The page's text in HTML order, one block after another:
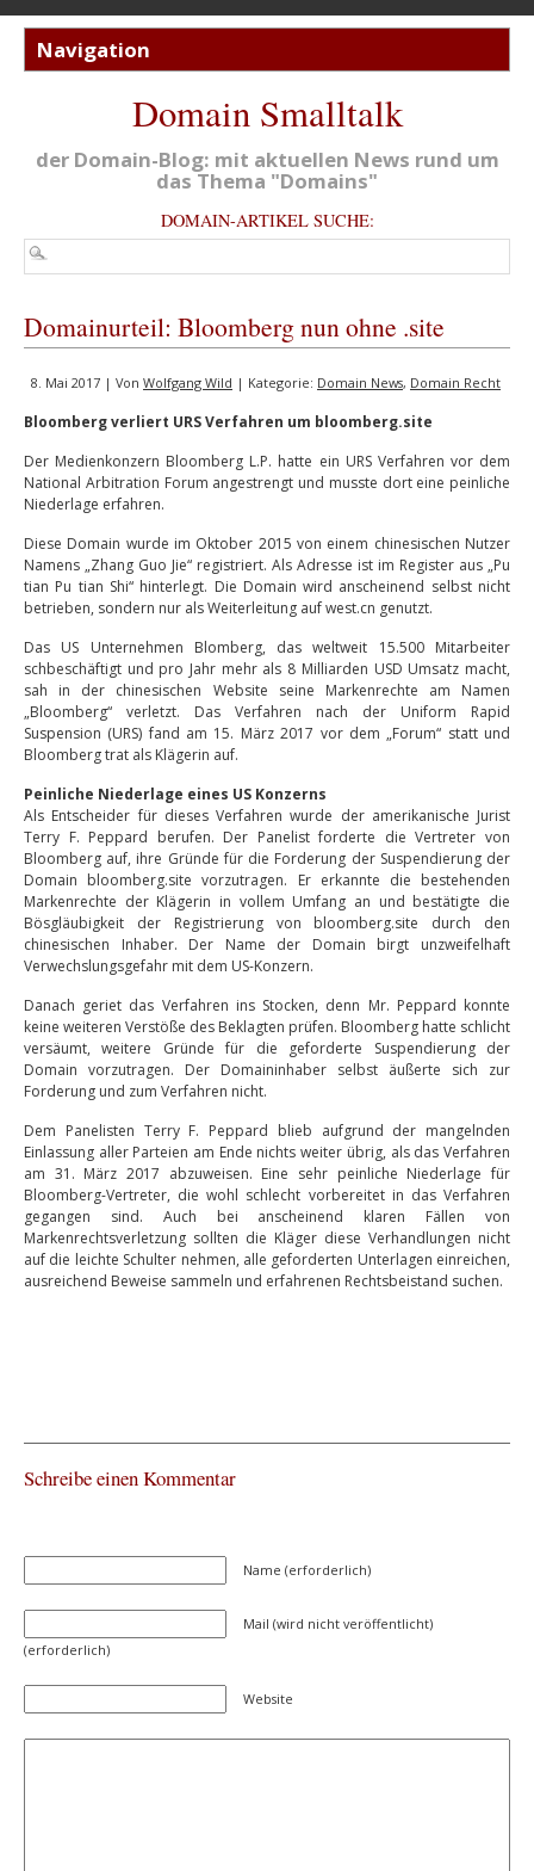
Domain Smalltalk
der Domain-Blog: mit aktuellen News rund um
das Thema "Domains"
DOMAIN-ARTIKEL SUCHE:
Domainurteil: Bloomberg nun ohne .site
8. Mai 2017 | Von Wolfgang Wild | Kategorie: Domain News, Domain Recht
Bloomberg verliert URS Verfahren um bloomberg.site
Der Medienkonzern Bloomberg L.P. hatte ein URS Verfahren vor dem
National Arbitration Forum angestrengt und musste dort eine peinliche
Niederlage erfahren.
Diese Domain wurde im Oktober 2015 von einem chinesischen Nutzer
Namens „Zhang Guo Jie“ registriert. Als Adresse ist im Register aus „Pu
tian Pu tian Shi“ hinterlegt. Die Domain wird anscheinend selbst nicht
betrieben, sondern nur als Weiterleitung auf west.cn genutzt.
Das US Unternehmen Blomberg, das weltweit 15.500 Mitarbeiter
schbeschäftigt und pro Jahr mehr als 8 Milliarden USD Umsatz macht,
sah in der chinesischen Website seine Markenrechte am Namen
„Bloomberg“ verletzt. Das Verfahren nach der Uniform Rapid
Suspension (URS) fand am 15. März 2017 vor dem „Forum“ statt und
Bloomberg trat als Klägerin auf.
Peinliche Niederlage eines US Konzerns
Als Entscheider für dieses Verfahren wurde der amerikanische Jurist
Terry F. Peppard berufen. Der Panelist forderte die Vertreter von
Bloomberg auf, ihre Gründe für die Forderung der Suspendierung der
Domain bloomberg.site vorzutragen. Er erkannte die bestehenden
Markenrechte der Klägerin in vollem Umfang an und bestätigte die
Bösgläubigkeit der Registrierung von bloomberg.site durch den
chinesischen Inhaber. Der Name der Domain birgt unzweifelhaft
Verwechslungsgefahr mit dem US-Konzern.
Danach geriet das Verfahren ins Stocken, denn Mr. Peppard konnte
keine weiteren Verstöße des Beklagten prüfen. Bloomberg hatte schlicht
versäumt, weitere Gründe für die geforderte Suspendierung der
Domain vorzutragen. Der Domaininhaber selbst äußerte sich zur
Forderung und zum Verfahren nicht.
Dem Panelisten Terry F. Peppard blieb aufgrund der mangelnden
Einlassung aller Parteien am Ende nichts weiter übrig, als das Verfahren
am 31. März 2017 abzuweisen. Eine sehr peinliche Niederlage für
Bloomberg-Vertreter, die wohl schlecht vorbereitet in das Verfahren
gegangen sind. Auch bei anscheinend klaren Fällen von
Markenrechtsverletzung sollten die Kläger diese Verhandlungen nicht
auf die leichte Schulter nehmen, alle geforderten Unterlagen einreichen,
ausreichend Beweise sammeln und erfahrenen Rechtsbeistand suchen.
Schreibe einen Kommentar
Name (erforderlich)
Mail (wird nicht veröffentlicht)
(erforderlich)
Website